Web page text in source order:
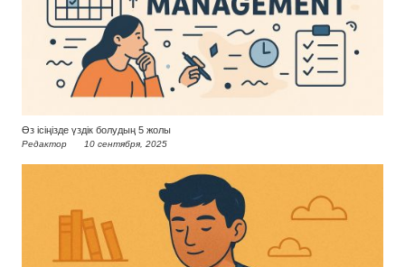
Өз ісіңізде үздік болудың 5 жолы
Редактор 10 сентября, 2025